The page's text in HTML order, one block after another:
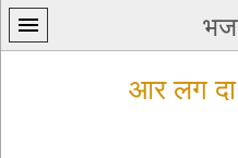
आर लग दा